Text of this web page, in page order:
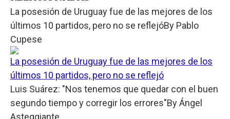
La posesión de Uruguay fue de las mejores de los
últimos 10 partidos, pero no se reflejóBy Pablo
Cupese
La posesión de Uruguay fue de las mejores de los
últimos 10 partidos, pero no se reflejó
Luis Suárez: "Nos tenemos que quedar con el buen
segundo tiempo y corregir los errores"ByÁngel
Asteggiante